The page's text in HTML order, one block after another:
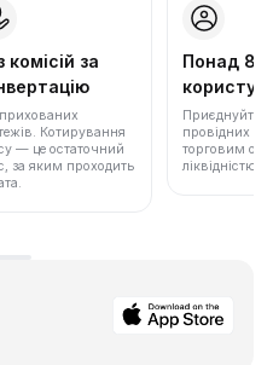
комісій за
Котирування
— це остаточний
за яким проходить
Понад 86
Приєднуйтеся
провідних
торговим
ліквідністю.